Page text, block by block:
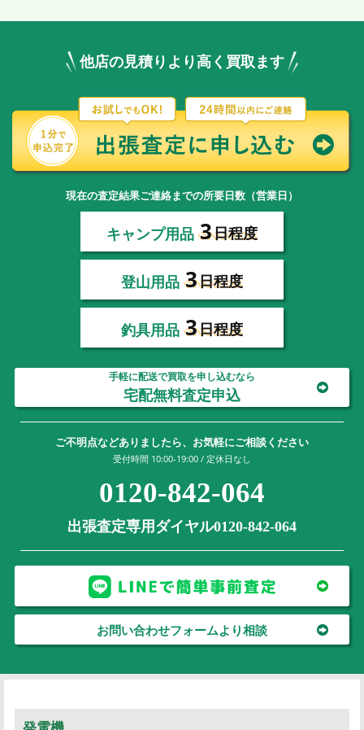
他店の見積りより高く買取ます
現在の査定結果ご連絡までの所要日数（営業日）
キャンプ用品 3日程度
登山用品 3日程度
釣具用品 3日程度
手軽に配送で買取を申し込むなら
宅配無料査定申込
ご不明点などありましたら、お気軽にご相談ください
受付時間 10:00-19:00 / 定休日なし
0120-842-064
出張査定専用ダイヤル0120-842-064
お問い合わせフォームより相談